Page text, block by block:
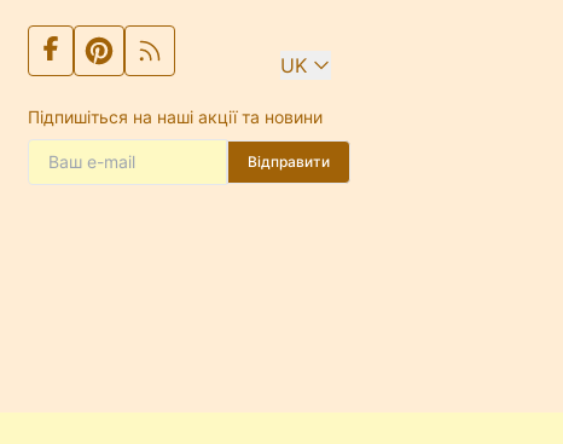
UK
Підпишіться на наші акції та новини
Відправити